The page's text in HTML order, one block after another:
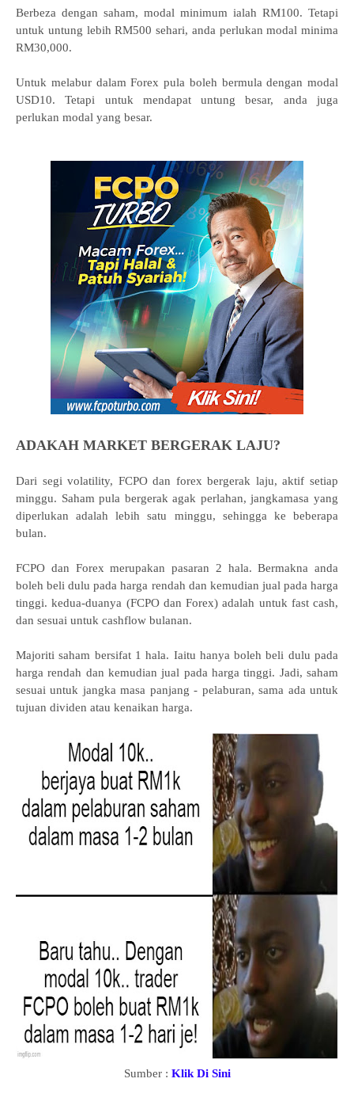
Berbeza dengan saham, modal minimum ialah RM100. Tetapi
untuk untung lebih RM500 sehari, anda perlukan modal minima
RM30,000.
Untuk melabur dalam Forex pula boleh bermula dengan modal
USD10. Tetapi untuk mendapat untung besar, anda juga
perlukan modal yang besar.
ADAKAH MARKET BERGERAK LAJU?
Dari segi volatility, FCPO dan forex bergerak laju, aktif setiap
minggu. Saham pula bergerak agak perlahan, jangkamasa yang
diperlukan adalah lebih satu minggu, sehingga ke beberapa
bulan.
FCPO dan Forex merupakan pasaran 2 hala. Bermakna anda
boleh beli dulu pada harga rendah dan kemudian jual pada harga
tinggi. kedua-duanya (FCPO dan Forex) adalah untuk fast cash,
dan sesuai untuk cashflow bulanan.
Majoriti saham bersifat 1 hala. Iaitu hanya boleh beli dulu pada
harga rendah dan kemudian jual pada harga tinggi. Jadi, saham
sesuai untuk jangka masa panjang - pelaburan, sama ada untuk
tujuan dividen atau kenaikan harga.
Sumber : Klik Di Sini